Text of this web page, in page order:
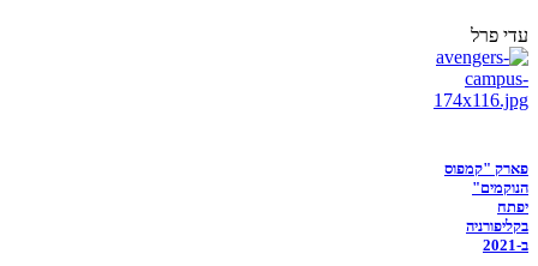
עדי פרל
פארק "קמפוס
הנוקמים"
יפתח
בקליפורניה
ב-2021